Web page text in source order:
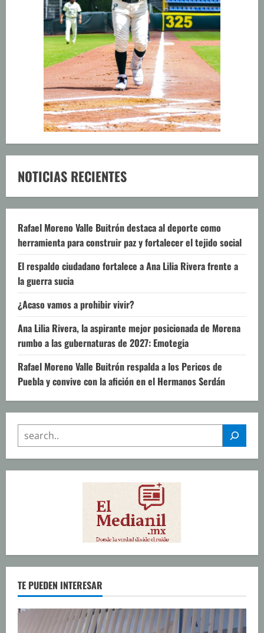
NOTICIAS RECIENTES
Rafael Moreno Valle Buitrón destaca al deporte como
herramienta para construir paz y fortalecer el tejido social
El respaldo ciudadano fortalece a Ana Lilia Rivera frente a
la guerra sucia
¿Acaso vamos a prohibir vivir?
Ana Lilia Rivera, la aspirante mejor posicionada de Morena
rumbo a las gubernaturas de 2027: Emotegia
Rafael Moreno Valle Buitrón respalda a los Pericos de
Puebla y convive con la afición en el Hermanos Serdán
SEARCH
TE PUEDEN INTERESAR